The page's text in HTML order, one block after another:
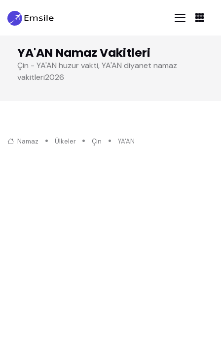
YA'AN Namaz Vakitleri
Çin - YA'AN huzur vakti, YA'AN diyanet namaz
vakitleri2026
Namaz Ülkeler Çin YA'AN